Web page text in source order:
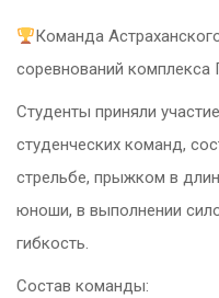
Команда
соревнований комплекса
Студенты приняли
студенческих команд,
стрельбе, прыжком в
юноши, в выполнении
гибкость.
Состав команды: